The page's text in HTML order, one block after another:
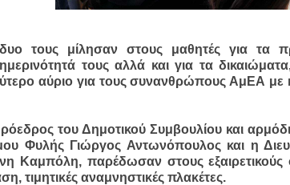
τους μίλησαν στους μαθητές για τα
τους αλλά και για τα
αύριο για τους συνανθρώπους ΑμΕΑ με
του Δημοτικού Συμβουλίου και
Φυλής Γιώργος Αντωνόπουλος και η
Καμπόλη, παρέδωσαν στους εξαιρετικούς
τιμητικές αναμνηστικές πλακέτες.